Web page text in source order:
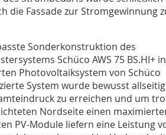
die Fassade zur Stromgewinnung
Sonderkonstruktion des
Schüco AWS 75 BS.HI+ in
Photovoltaiksystem von Schüco
System wurde bewusst allseitig
zu erreichen und um
Nordseite einen
PV-Module liefern eine Leistung